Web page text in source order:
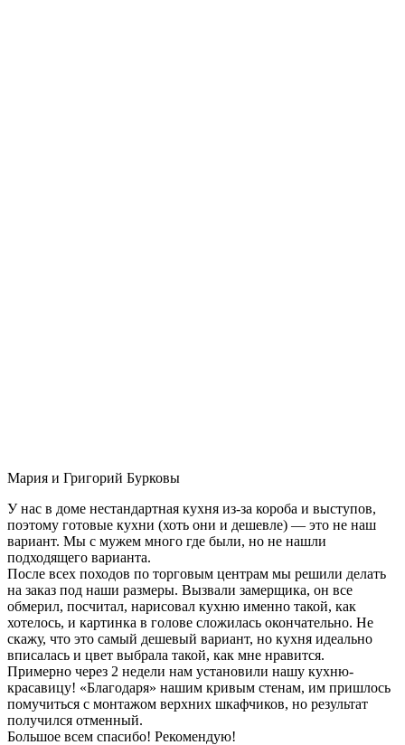
Мария и Григорий Бурковы
У нас в доме нестандартная кухня из-за короба и выступов,
поэтому готовые кухни (хоть они и дешевле) — это не наш
вариант. Мы с мужем много где были, но не нашли
подходящего варианта.
После всех походов по торговым центрам мы решили делать
на заказ под наши размеры. Вызвали замерщика, он все
обмерил, посчитал, нарисовал кухню именно такой, как
хотелось, и картинка в голове сложилась окончательно. Не
скажу, что это самый дешевый вариант, но кухня идеально
вписалась и цвет выбрала такой, как мне нравится.
Примерно через 2 недели нам установили нашу кухню-
красавицу! «Благодаря» нашим кривым стенам, им пришлось
помучиться с монтажом верхних шкафчиков, но результат
получился отменный.
Большое всем спасибо! Рекомендую!